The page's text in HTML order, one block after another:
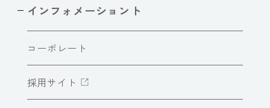
インフォメーショント
コーポレート
採用サイト